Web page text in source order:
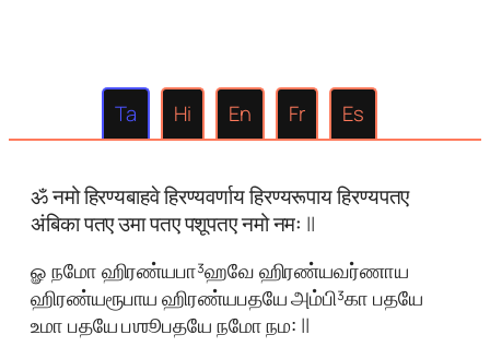
Ta Hi En Fr Es
ॐ नमो हिरण्यबाहवे हिरण्यवर्णाय हिरण्यरूपाय हिरण्यपतए
अंबिका पतए उमा पतए पशूपतए नमो नमः ||
ௐ நமோ ஹிரண்யபா³ஹவே ஹிரண்யவர்ணாய
ஹிரண்யரூபாய ஹிரண்யபதயே அம்பி³கா பதயே
உமா பதயே பஶூபதயே நமோ நம꞉ ||